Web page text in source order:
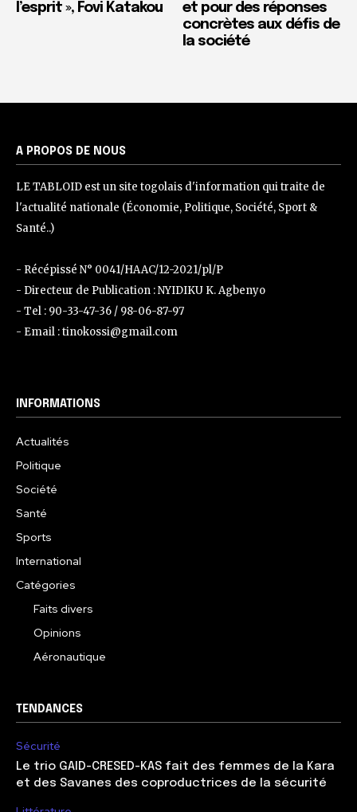
l’esprit », Fovi Katakou
et pour des réponses
concrètes aux défis de
la société
A PROPOS DE NOUS
LE TABLOID est un site togolais d'information qui traite de
l'actualité nationale (Économie, Politique, Société, Sport &
Santé..)
- Récépissé N° 0041/HAAC/12-2021/pl/P
- Directeur de Publication : NYIDIKU K. Agbenyo
- Tel : 90-33-47-36 / 98-06-87-97
- Email : tinokossi@gmail.com
INFORMATIONS
Actualités
Politique
Société
Santé
Sports
International
Catégories
Faits divers
Opinions
Aéronautique
TENDANCES
Sécurité
Le trio GAID-CRESED-KAS fait des femmes de la Kara
et des Savanes des coproductrices de la sécurité